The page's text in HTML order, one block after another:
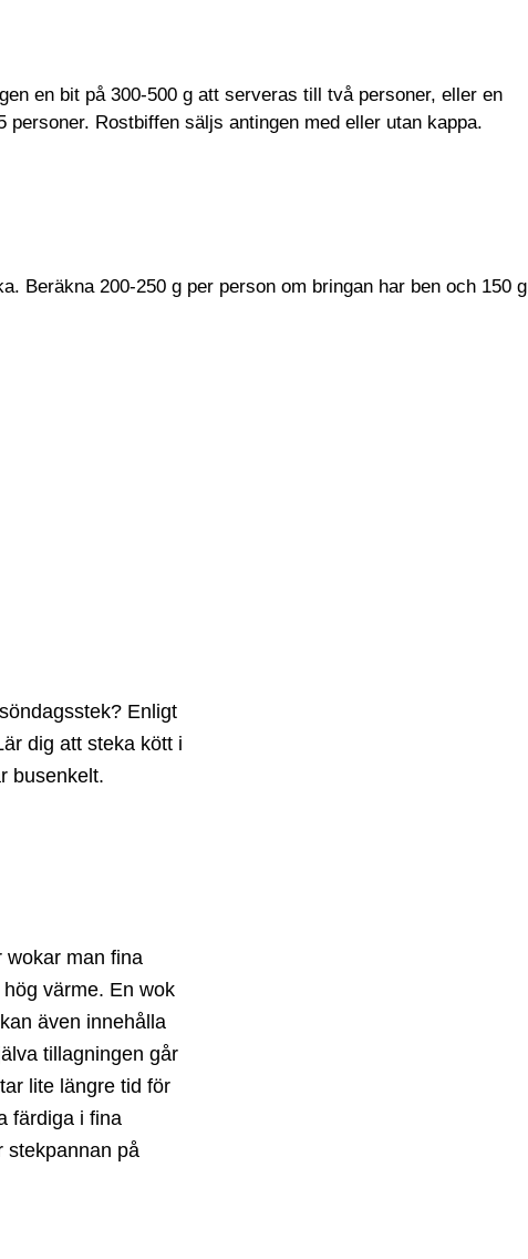
en bit på 300-500 g att serveras till två personer, eller en
Rostbiffen säljs antingen med eller utan kappa.
Beräkna 200-250 g per person om bringan har ben och 150 g
Enligt
dig att steka kött i
busenkelt.
wokar man fina
värme. En wok
även innehålla
tillagningen går
lite längre tid för
färdiga i fina
stekpannan på